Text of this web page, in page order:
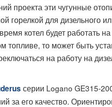
проекта эти чугунные
горелкой для дизельного
котел будет работать
топливе, то может быть
на работу на
серии Logano GE315-
за его качество.